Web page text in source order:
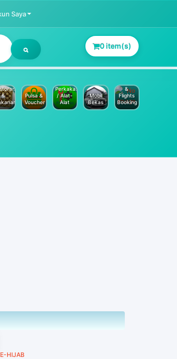
Saya
0 item(s)
&
Pulsa &
Voucher
Perkakas
/ Alat-
Alat
Mobil
Bekas
&
Flights
Booking
HIJAB